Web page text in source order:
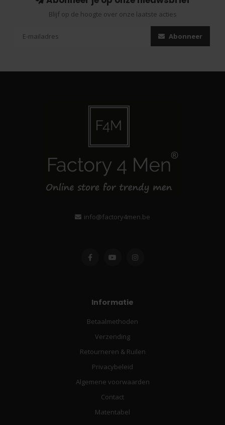
Blijf op de hoogte over onze laatste acties
Abonneer
info@factory4men.be
Informatie
Betaalmethoden
Verzending
Retourneren & Ruilen
Privacybeleid
Algemene voorwaarden
Contact
Matentabel